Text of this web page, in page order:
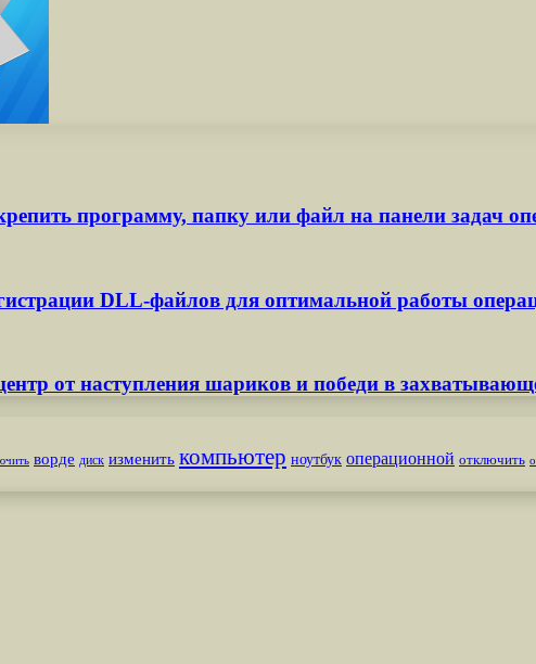
программу, папку или файл на панели задач
DLL-файлов для оптимальной работы
от наступления шариков и победи в
ворде диск изменить компьютер ноутбук операционной отключить